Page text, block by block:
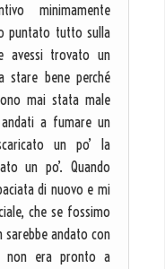
minimamente
puntato tutto sulla
avessi trovato un
stare bene perché
mai stata male
a fumare un
un po’ la
un po’. Quando
di nuovo e mi
che se fossimo
sarebbe andato con
non era pronto a